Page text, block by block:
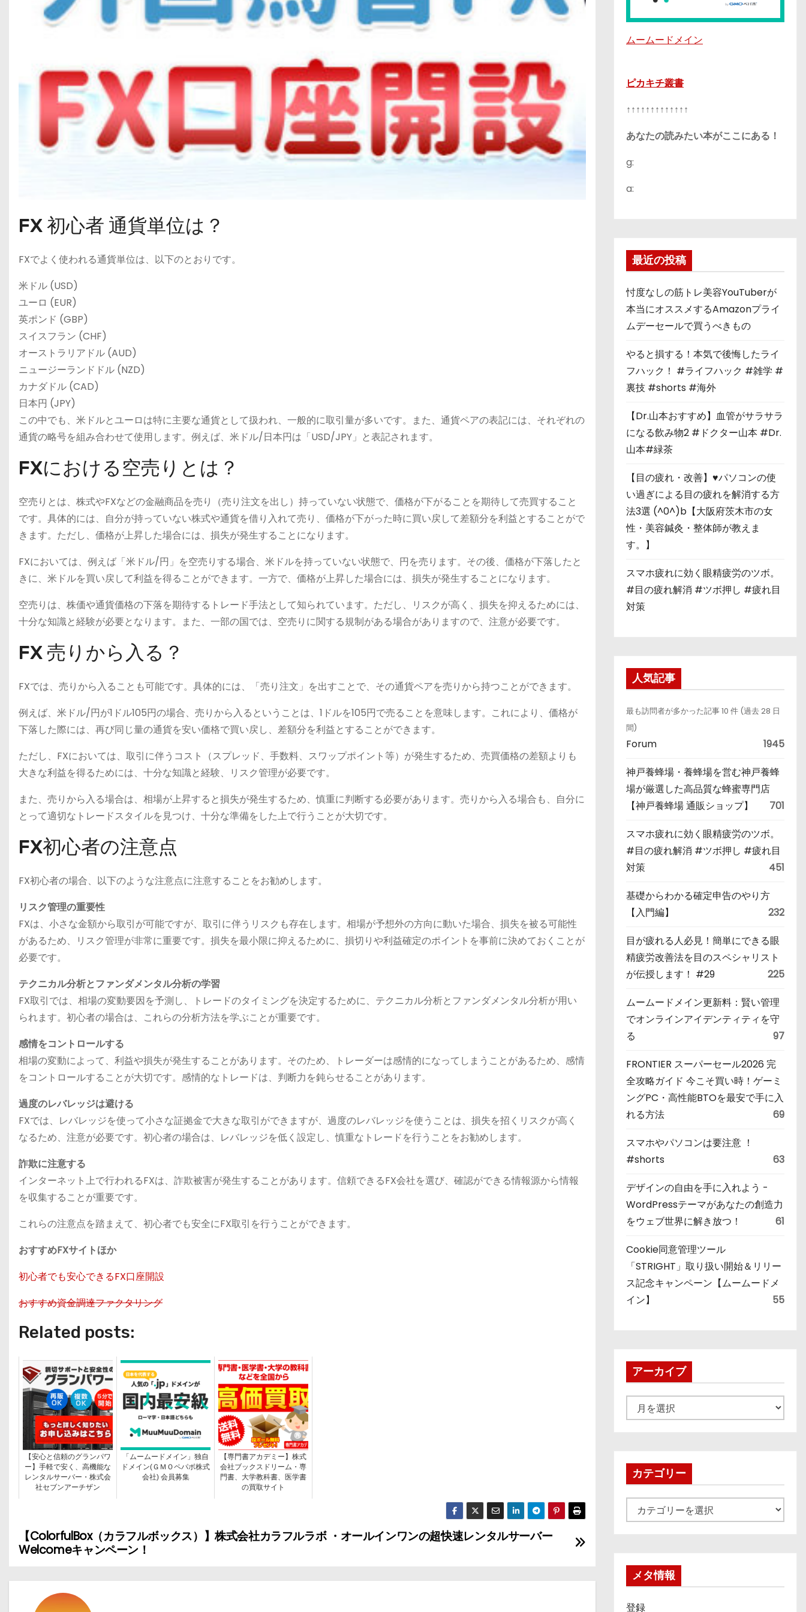
FX 初心者 通貨単位は？
FXでよく使われる通貨単位は、以下のとおりです。
米ドル (USD)
ユーロ (EUR)
英ポンド (GBP)
スイスフラン (CHF)
オーストラリアドル (AUD)
ニュージーランドドル (NZD)
カナダドル (CAD)
日本円 (JPY)
この中でも、米ドルとユーロは特に主要な通貨として扱われ、一般的に取引量が多いです。また、通貨ペアの表記には、それぞれの
通貨の略号を組み合わせて使用します。例えば、米ドル/日本円は「USD/JPY」と表記されます。
FXにおける空売りとは？
空売りとは、株式やFXなどの金融商品を売り（売り注文を出し）持っていない状態で、価格が下がることを期待して売買すること
です。具体的には、自分が持っていない株式や通貨を借り入れて売り、価格が下がった時に買い戻して差額分を利益とすることがで
きます。ただし、価格が上昇した場合には、損失が発生することになります。
FXにおいては、例えば「米ドル/円」を空売りする場合、米ドルを持っていない状態で、円を売ります。その後、価格が下落したと
きに、米ドルを買い戻して利益を得ることができます。一方で、価格が上昇した場合には、損失が発生することになります。
空売りは、株価や通貨価格の下落を期待するトレード手法として知られています。ただし、リスクが高く、損失を抑えるためには、
十分な知識と経験が必要となります。また、一部の国では、空売りに関する規制がある場合がありますので、注意が必要です。
FX 売りから入る？
FXでは、売りから入ることも可能です。具体的には、「売り注文」を出すことで、その通貨ペアを売りから持つことができます。
例えば、米ドル/円が1ドル105円の場合、売りから入るということは、1ドルを105円で売ることを意味します。これにより、価格が
下落した際には、再び同じ量の通貨を安い価格で買い戻し、差額分を利益とすることができます。
ただし、FXにおいては、取引に伴うコスト（スプレッド、手数料、スワップポイント等）が発生するため、売買価格の差額よりも
大きな利益を得るためには、十分な知識と経験、リスク管理が必要です。
また、売りから入る場合は、相場が上昇すると損失が発生するため、慎重に判断する必要があります。売りから入る場合も、自分に
とって適切なトレードスタイルを見つけ、十分な準備をした上で行うことが大切です。
FX初心者の注意点
FX初心者の場合、以下のような注意点に注意することをお勧めします。
リスク管理の重要性
FXは、小さな金額から取引が可能ですが、取引に伴うリスクも存在します。相場が予想外の方向に動いた場合、損失を被る可能性
があるため、リスク管理が非常に重要です。損失を最小限に抑えるために、損切りや利益確定のポイントを事前に決めておくことが
必要です。
テクニカル分析とファンダメンタル分析の学習
FX取引では、相場の変動要因を予測し、トレードのタイミングを決定するために、テクニカル分析とファンダメンタル分析が用い
られます。初心者の場合は、これらの分析方法を学ぶことが重要です。
感情をコントロールする
相場の変動によって、利益や損失が発生することがあります。そのため、トレーダーは感情的になってしまうことがあるため、感情
をコントロールすることが大切です。感情的なトレードは、判断力を鈍らせることがあります。
過度のレバレッジは避ける
FXでは、レバレッジを使って小さな証拠金で大きな取引ができますが、過度のレバレッジを使うことは、損失を招くリスクが高く
なるため、注意が必要です。初心者の場合は、レバレッジを低く設定し、慎重なトレードを行うことをお勧めします。
詐欺に注意する
インターネット上で行われるFXは、詐欺被害が発生することがあります。信頼できるFX会社を選び、確認ができる情報源から情報
を収集することが重要です。
これらの注意点を踏まえて、初心者でも安全にFX取引を行うことができます。
おすすめFXサイトほか
初心者でも安心できるFX口座開設
おすすめ資金調達ファクタリング
Related posts:
【安心と信頼のグランパワ
ー】手軽で安く、高機能な
レンタルサーバー・株式会
社セブンアーチザン
「ムームードメイン」独自
ドメイン(ＧＭＯペパボ株式
会社) 会員募集
【専門書アカデミー】株式
会社ブックスドリーム・専
門書、大学教科書、医学書
の買取サイト
投
【ColorfulBox（カラフルボックス）】株式会社カラフルラボ ・オールインワンの超快速レンタルサーバー
Welcomeキャンペーン！
ムームードメイン
ピカキチ叢書
↑↑↑↑↑↑↑↑↑↑↑↑↑
あなたの読みたい本がここにある！
g:
a:
最近の投稿
忖度なしの筋トレ美容YouTuberが
本当にオススメするAmazonプライ
ムデーセールで買うべきもの
やると損する！本気で後悔したライ
フハック！ #ライフハック #雑学 #
裏技 #shorts #海外
【Dr.山本おすすめ】血管がサラサラ
になる飲み物2 #ドクター山本 #Dr.
山本#緑茶
【目の疲れ・改善】♥パソコンの使
い過ぎによる目の疲れを解消する方
法3選 (^0^)b【大阪府茨木市の女
性・美容鍼灸・整体師が教えま
す。】
スマホ疲れに効く眼精疲労のツボ。
#目の疲れ解消 #ツボ押し #疲れ目
対策
人気記事
最も訪問者が多かった記事 10 件 (過去 28 日
間)
Forum 1945
神戸養蜂場・養蜂場を営む神戸養蜂
場が厳選した高品質な蜂蜜専門店
【神戸養蜂場 通販ショップ】
701
スマホ疲れに効く眼精疲労のツボ。
#目の疲れ解消 #ツボ押し #疲れ目
対策
451
基礎からわかる確定申告のやり方
【入門編】
232
目が疲れる人必見！簡単にできる眼
精疲労改善法を目のスペシャリスト
が伝授します！ #29
225
ムームードメイン更新料：賢い管理
でオンラインアイデンティティを守
る
97
FRONTIER スーパーセール2026 完
全攻略ガイド 今こそ買い時！ゲーミ
ングPC・高性能BTOを最安で手に入
れる方法
69
スマホやパソコンは要注意 ！
#shorts
63
デザインの自由を手に入れよう -
WordPressテーマがあなたの創造力
をウェブ世界に解き放つ！
61
Cookie同意管理ツール
「STRIGHT」取り扱い開始＆リリー
ス記念キャンペーン【ムームードメ
イン】
55
アーカイブ
ー
ブカテゴリー
テ
メタ情報
登録